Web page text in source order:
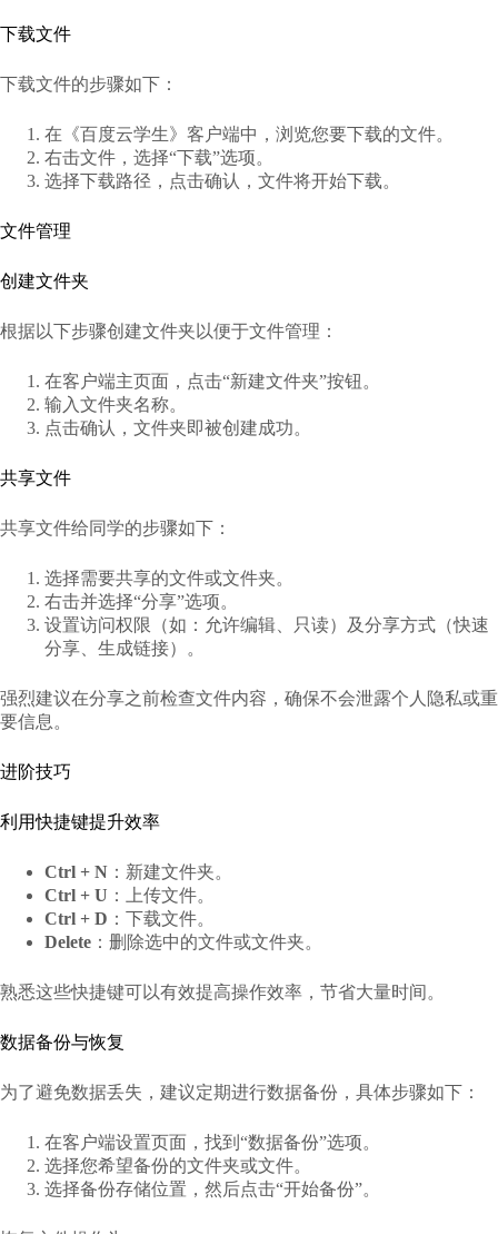
下载文件
下载文件的步骤如下：
在《百度云学生》客户端中，浏览您要下载的文件。
右击文件，选择“下载”选项。
选择下载路径，点击确认，文件将开始下载。
文件管理
创建文件夹
根据以下步骤创建文件夹以便于文件管理：
在客户端主页面，点击“新建文件夹”按钮。
输入文件夹名称。
点击确认，文件夹即被创建成功。
共享文件
共享文件给同学的步骤如下：
选择需要共享的文件或文件夹。
右击并选择“分享”选项。
设置访问权限（如：允许编辑、只读）及分享方式（快速
分享、生成链接）。
强烈建议在分享之前检查文件内容，确保不会泄露个人隐私或重
要信息。
进阶技巧
利用快捷键提升效率
Ctrl + N ：新建文件夹。
Ctrl + U ：上传文件。
Ctrl + D ：下载文件。
Delete ：删除选中的文件或文件夹。
熟悉这些快捷键可以有效提高操作效率，节省大量时间。
数据备份与恢复
为了避免数据丢失，建议定期进行数据备份，具体步骤如下：
在客户端设置页面，找到“数据备份”选项。
选择您希望备份的文件夹或文件。
选择备份存储位置，然后点击“开始备份”。